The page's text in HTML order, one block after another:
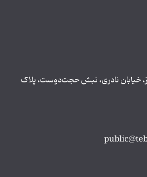
خیابان نادری، نبش حجت‌دوست، پلاک